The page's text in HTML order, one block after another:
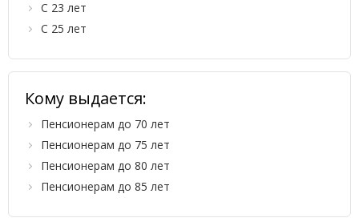
С 23 лет
С 25 лет
Кому выдается:
Пенсионерам до 70 лет
Пенсионерам до 75 лет
Пенсионерам до 80 лет
Пенсионерам до 85 лет